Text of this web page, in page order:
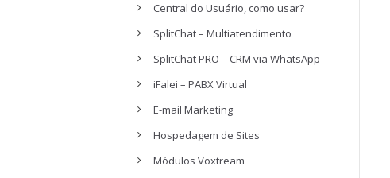
Central do Usuário, como usar?
SplitChat – Multiatendimento
SplitChat PRO – CRM via WhatsApp
iFalei – PABX Virtual
E-mail Marketing
Hospedagem de Sites
Módulos Voxtream